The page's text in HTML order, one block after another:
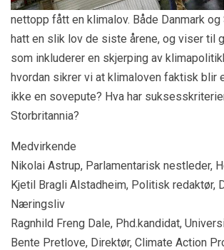
nettopp fått en klimalov. Både Danmark og
hatt en slik lov de siste årene, og viser til
som inkluderer en skjerping av
hvordan sikrer vi at klimaloven faktisk blir
ikke en sovepute? Hva har
Storbritannia?
Medvirkende
Nikolai Astrup, Parlamentarisk nestleder,
Kjetil Bragli Alstadheim, Politisk redaktør,
Næringsliv
Ragnhild Freng Dale, Phd.kandidat,
Bente Pretlove, Direktør, Climate Action